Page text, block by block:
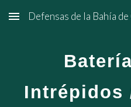
Skip to main content
Defensas de la Bahía
Intrépidos